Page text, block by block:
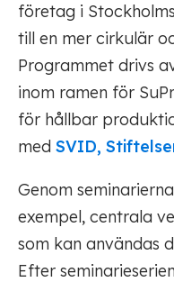
företag i
till en mer cirkulär
Programmet drivs
inom ramen för
för hållbar
med SVID,
Genom
exempel, centrala
som kan användas
Efter